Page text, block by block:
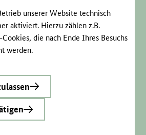
unserer Website technisch
aktiviert. Hierzu zählen z.B.
die nach Ende Ihres Besuchs
werden.